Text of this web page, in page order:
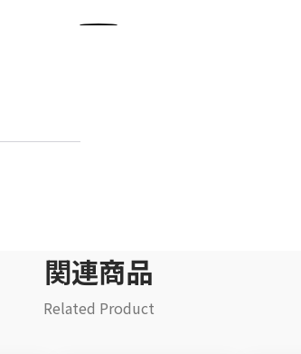
関連商品
Related Product